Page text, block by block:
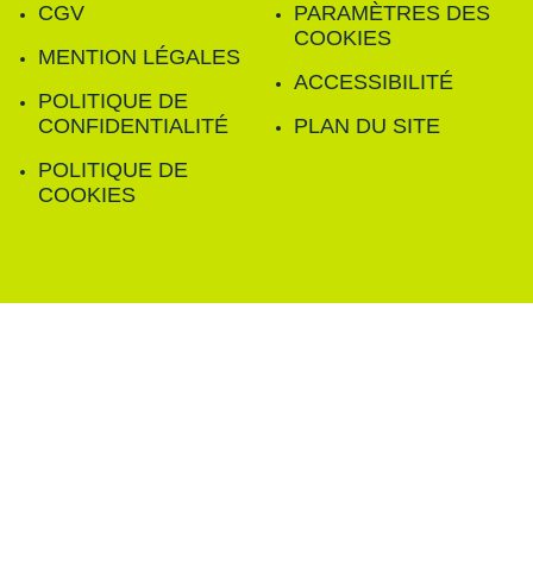
CGV
MENTION LÉGALES
POLITIQUE DE
CONFIDENTIALITÉ
POLITIQUE DE
COOKIES
PARAMÈTRES DES
COOKIES
ACCESSIBILITÉ
PLAN DU SITE